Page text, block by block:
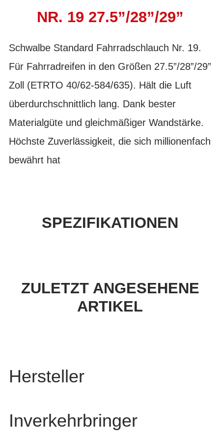
NR. 19 27.5”/28”/29”
Schwalbe Standard Fahrradschlauch Nr. 19.
Für Fahrradreifen in den Größen 27.5”/28”/29”
Zoll (ETRTO 40/62-584/635). Hält die Luft
überdurchschnittlich lang. Dank bester
Materialgüte und gleichmäßiger Wandstärke.
Höchste Zuverlässigkeit, die sich millionenfach
bewährt hat
SPEZIFIKATIONEN
ZULETZT ANGESEHENE
ARTIKEL
Hersteller
Inverkehrbringer